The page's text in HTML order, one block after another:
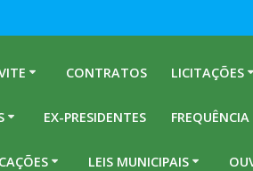
CONTRATOS LICITAÇÕES
EX-PRESIDENTES
LEIS MUNICIPAIS